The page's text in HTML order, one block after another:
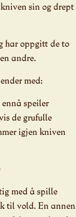
sin og drept
har oppgitt de to
andre.
med:
speiler
de grufulle
igjen kniven
med å spille
til vold. En annen